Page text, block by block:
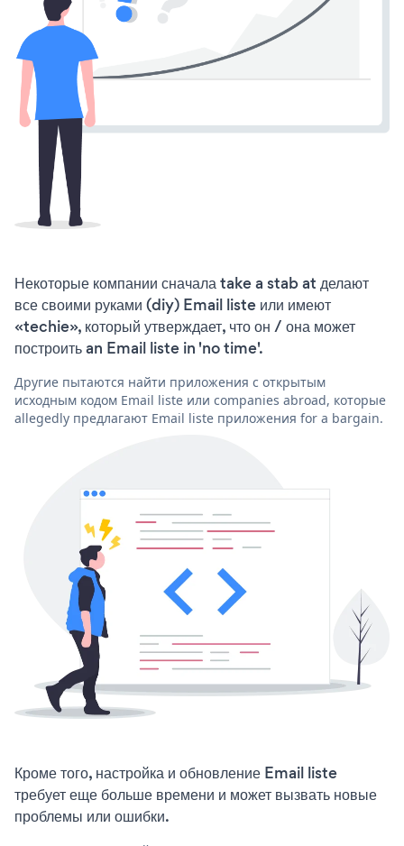
Некоторые компании сначала take a stab at делают
все своими руками (diy) Email liste или имеют
«techie», который утверждает, что он / она может
построить an Email liste in 'no time'.
Другие пытаются найти приложения с открытым
исходным кодом Email liste или companies abroad, которые
allegedly предлагают Email liste приложения for a bargain.
Кроме того, настройка и обновление Email liste
требует еще больше времени и может вызвать новые
проблемы или ошибки.